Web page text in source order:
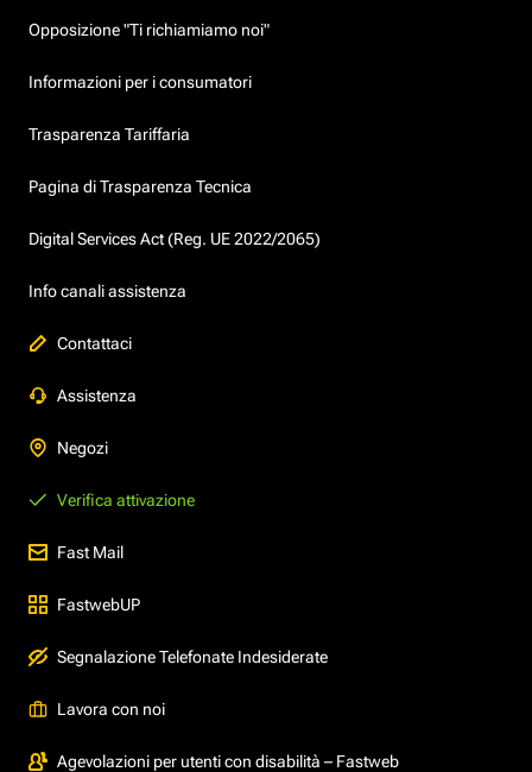
Opposizione "Ti richiamiamo noi"
Informazioni per i consumatori
Trasparenza Tariffaria
Pagina di Trasparenza Tecnica
Digital Services Act (Reg. UE 2022/2065)
Info canali assistenza
Contattaci
Assistenza
Negozi
Verifica attivazione
Fast Mail
FastwebUP
Segnalazione Telefonate Indesiderate
Lavora con noi
Agevolazioni per utenti con disabilità – Fastweb